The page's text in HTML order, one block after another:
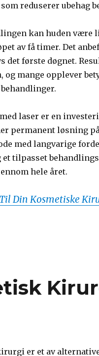
reduserer ubehag
kan huden være
av få timer. Det
det første døgnet.
og mange opplever
laser er en
permanent løsning
med langvarige
tilpasset
hele året.
Din Kosmetiske
er et av